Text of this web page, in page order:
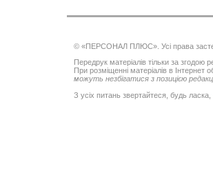
© «ПЕРСОНАЛ ПЛЮС». Усі права
Передрук матеріалів тільки за згодою
При розміщенні матеріалів в Інтернет
можуть незбігатися з позицією
З усіх питань звертайтеся, будь ласка,